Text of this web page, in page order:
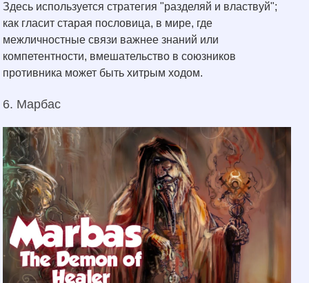
Здесь используется стратегия "разделяй и властвуй";
как гласит старая пословица, в мире, где
межличностные связи важнее знаний или
компетентности, вмешательство в союзников
противника может быть хитрым ходом.
6. Марбас